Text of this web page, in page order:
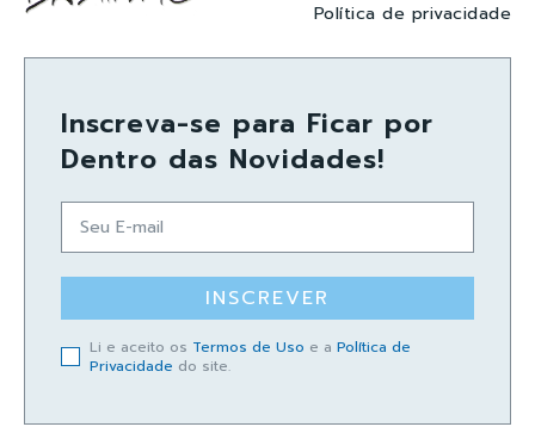
Política de privacidade
Inscreva-se para Ficar por
Dentro das Novidades!
INSCREVER
Li e aceito os Termos de Uso e a Política de
Privacidade do site.